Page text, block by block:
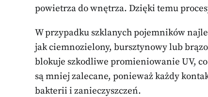
powietrza do wnętrza. Dzięki temu
W przypadku szklanych pojemników
jak ciemnozielony, bursztynowy lub
blokuje szkodliwe promieniowanie UV,
są mniej zalecane, ponieważ każdy
bakterii i zanieczyszczeń.